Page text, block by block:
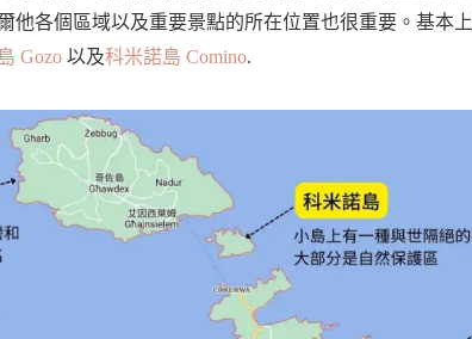
他各個區域以及重要景點的所在位置也很重要。基本
Gozo 以及科米諾島 Comino.